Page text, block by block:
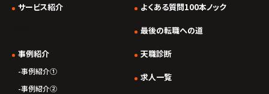
サービス紹介
事例紹介
事例紹介①
事例紹介②
よくある質問100本ノック
最後の転職への道
天職診断
求人一覧